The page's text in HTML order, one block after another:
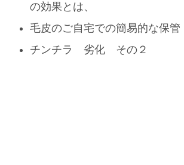
の効果とは、
毛皮のご自宅での簡易的な保管
チンチラ 劣化 その２